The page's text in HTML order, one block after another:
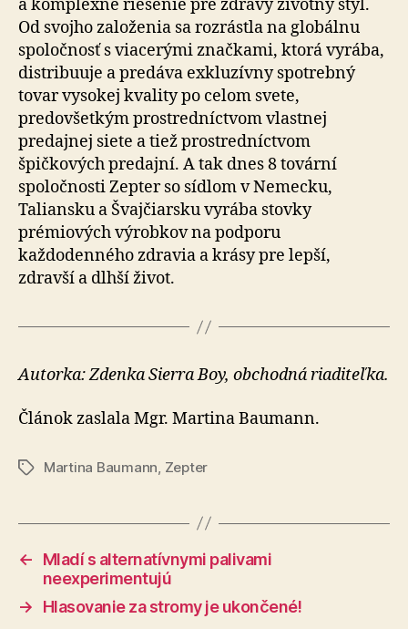
a komplexné riešenie pre zdravý životný štýl.
Od svojho založenia sa rozrástla na globálnu
spoločnosť s viacerými značkami, ktorá vyrába,
distribuuje a predáva exkluzívny spotrebný
tovar vysokej kvality po celom svete,
predovšetkým prostredníctvom vlastnej
predajnej siete a tiež prostredníctvom
špičkových predajní. A tak dnes 8 tovární
spoločnosti Zepter so sídlom v Nemecku,
Taliansku a Švaj­čiar­sku vyrába stovky
prémiových výrobkov na podporu
každodenného zdravia a krásy pre lepší,
zdravší a dlhší život.
Autorka: Zdenka Sierra Boy, obchodná riaditeľka.
Článok zaslala Mgr. Martina Baumann.
ZnačkyMartina Baumann Zepter
←
Mladí s alternatívnymi palivami
neexperimentujú
→
Hlasovanie za stromy je ukončené!